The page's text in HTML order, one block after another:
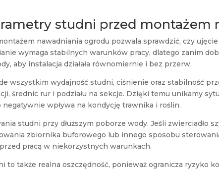
studni przed montażem
nawadniania ogrodu pozwala sprawdzić, czy
wymaga stabilnych warunków pracy, dlatego zanim
aby instalacja działała równomiernie i bez przerw.
wszystkim wydajność studni, ciśnienie oraz stabilność
średnic rur i podziału na sekcje. Dzięki temu unikamy
negatywnie wpływa na kondycję trawnika i roślin.
studni przy dłuższym poborze wody. Jeśli zwierciadło
zbiornika buforowego lub innego sposobu
pracą w niekorzystnych warunkach.
to także realna oszczędność, ponieważ ogranicza ryzyko